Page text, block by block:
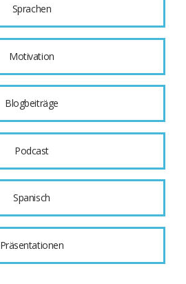
Sprachen
Motivation
Blogbeiträge
Podcast
Spanisch
Präsentationen